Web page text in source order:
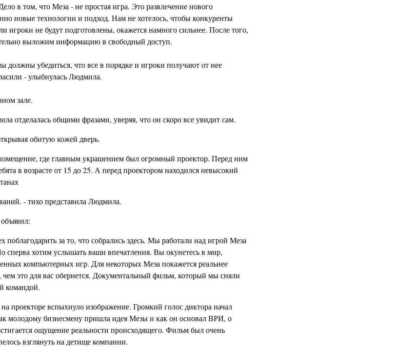
в том, что Меза - не простая игра. Это развлечение нового
новые технологии и подход. Нам не хотелось, чтобы конкуренты
игроки не будут подготовлены, окажется намного сильнее. После того,
выложим информацию в свободный доступ.
должны убедиться, что все в порядке и игроки получают от нее
- улыбнулась Людмила.
зале.
отделалась общими фразами, уверяя, что он скоро все увидит сам.
обитую кожей дверь.
где главным украшением был огромный проектор. Перед ним
в возрасте от 15 до 25. А перед проектором находился невысокий
- тихо представила Людмила.
за то, что собрались здесь. Мы работали над игрой Меза
сперва хотим услышать ваши впечатления. Вы окунетесь в мир,
компьютерных игр. Для некоторых Меза покажется реальнее
это для вас обернется. Документальный фильм, который мы сняли
командой.
проекторе вспыхнуло изображение. Громкий голос диктора начал
молодому бизнесмену пришла идея Мезы и как он основал ВРИ, о
ощущение реальности происходящего. Фильм был очень
взглянуть на детище компании.